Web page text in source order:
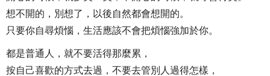
想不開的，別想了，以後自然都會想開的。
只要你自尋煩惱，生活應該不會把煩惱強加於你。
都是普通人，就不要活得那麼累，
按自己喜歡的方式去過，不要去管別人過得怎樣，